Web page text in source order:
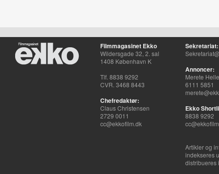
Filmmagasinet Ekko
Wildersgade 32, 2. sal
1408 København K
Tlf. 8838 9292
CVR. 3468 8443
Chefredaktør:
Claus Christensen
2729 0011
cc@ekkofilm.dk
Sekretariat:
Annoncer:
Merete
6111 5851
Ekko
8838 9292
Artikler og
indekseres
distribueres